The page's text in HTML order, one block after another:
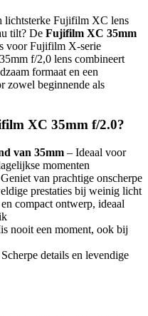
lichtsterke Fujifilm XC lens
tilt? De Fujifilm XC 35mm
voor Fujifilm X-serie
f/2,0 lens combineert
formaat en een
zowel beginnende als
XC 35mm f/2.0?
van 35mm – Ideaal voor
momenten
van prachtige onscherpe
prestaties bij weinig licht
compact ontwerp, ideaal
nooit een moment, ook bij
details en levendige